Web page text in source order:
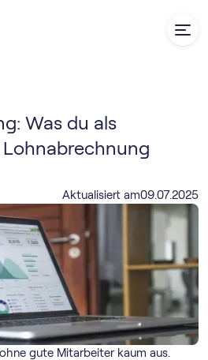
Was du als
Aktualisiert am09.07.2025
gute Mitarbeiter kaum aus.